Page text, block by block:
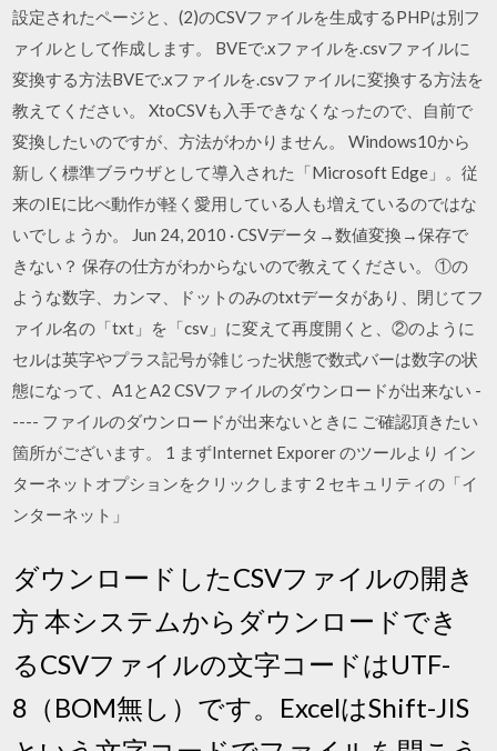
設定されたページと、(2)のCSVファイルを生成するPHPは別フ
ァイルとして作成します。 BVEで.xファイルを.csvファイルに
変換する方法BVEで.xファイルを.csvファイルに変換する方法を
教えてください。 XtoCSVも入手できなくなったので、自前で
変換したいのですが、方法がわかりません。 Windows10から
新しく標準ブラウザとして導入された「Microsoft Edge」。従
来のIEに比べ動作が軽く愛用している人も増えているのではな
いでしょうか。 Jun 24, 2010 · CSVデータ→数値変換→保存で
きない？ 保存の仕方がわからないので教えてください。 ①の
ような数字、カンマ、ドットのみのtxtデータがあり、閉じてフ
ァイル名の「txt」を「csv」に変えて再度開くと、②のように
セルは英字やプラス記号が雑じった状態で数式バーは数字の状
態になって、A1とA2 CSVファイルのダウンロードが出来ない -
---- ファイルのダウンロードが出来ないときに ご確認頂きたい
箇所がございます。 1 まずInternet Exporer のツールより イン
ターネットオプションをクリックします 2 セキュリティの「イ
ンターネット」
ダウンロードしたCSVファイルの開き
方 本システムからダウンロードでき
るCSVファイルの文字コードはUTF-
8（BOM無し）です。ExcelはShift-JIS